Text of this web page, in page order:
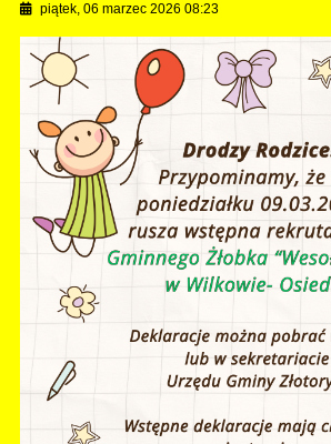
piątek, 06 marzec 2026 08:23